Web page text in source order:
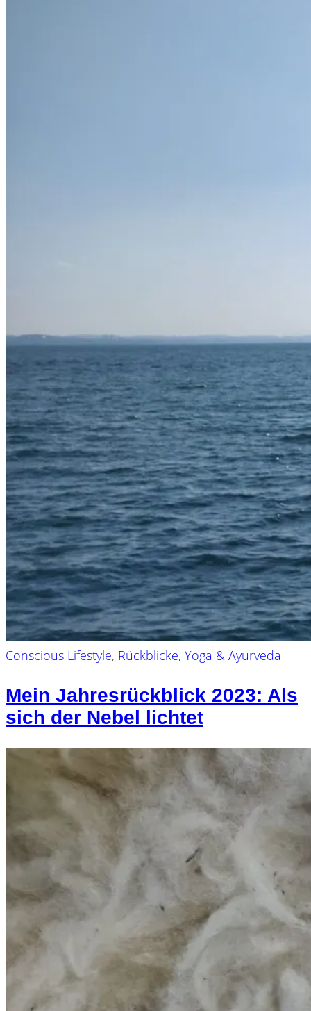
Conscious Lifestyle, Rückblicke, Yoga & Ayurveda
Mein Jahresrückblick 2023: Als
sich der Nebel lichtet